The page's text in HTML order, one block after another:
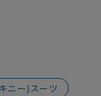
ニー)スーツ